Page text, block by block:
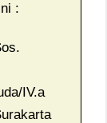
:
IV.a